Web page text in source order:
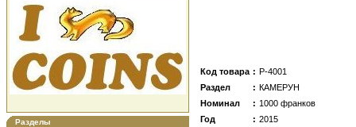
Разделы
Код товара : Р-4001
Раздел
: КАМЕРУН
Номинал
: 1000 франков
Год
: 2015